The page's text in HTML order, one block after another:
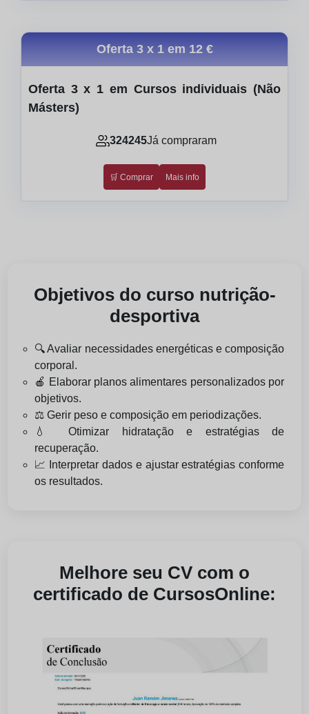
Oferta 3 x 1 em 12 €
Oferta 3 x 1 em Cursos individuais (Não
Másters)
324245Já compraram
🛒 Comprar Mais info
Objetivos do curso nutrição-
desportiva
🔍 Avaliar necessidades energéticas e composição
corporal.
🍎 Elaborar planos alimentares personalizados por
objetivos.
⚖️ Gerir peso e composição em periodizações.
💧 Otimizar hidratação e estratégias de
recuperação.
📈 Interpretar dados e ajustar estratégias conforme
os resultados.
Melhore seu CV com o
certificado de CursosOnline: